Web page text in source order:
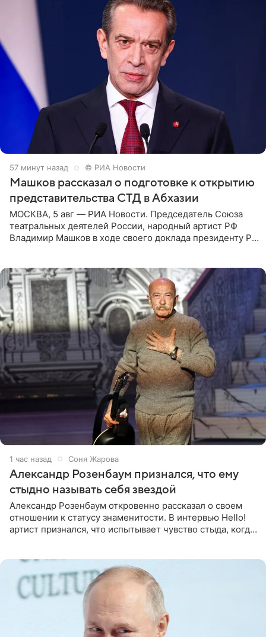
57 минут назад © РИА Новости
Машков рассказал о подготовке к открытию
представительства СТД в Абхазии
МОСКВА, 5 авг — РИА Новости. Председатель Союза
театральных деятелей России, народный артист РФ
Владимир Машков в ходе своего доклада президенту РФ
1 час назад Соня Жарова
Александр Розенбаум признался, что ему
стыдно называть себя звездой
Александр Розенбаум откровенно рассказал о своем
отношении к статусу знаменитости. В интервью Hello!
артист признался, что испытывает чувство стыда, когда